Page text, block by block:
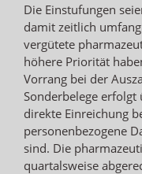
Die Einstufungen
damit zeitlich
vergütete
höhere Priorität
Vorrang bei der
Sonderbelege erfolgt
direkte Einreichung
personenbezogene
sind. Die
quartalsweise